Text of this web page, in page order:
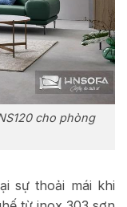
cho phòng
sự thoải mái khi